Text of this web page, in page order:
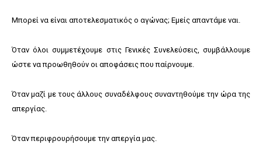
Μπορεί να είναι αποτελεσματικός ο αγώνας; Εμείς απαντάμε ναι.
Όταν όλοι συμμετέχουμε στις Γενικές Συνελεύσεις, συμβάλλουμε
ώστε να προωθηθούν οι αποφάσεις που παίρνουμε.
Όταν μαζί με τους άλλους συναδέλφους συναντηθούμε την ώρα της
απεργίας.
Όταν περιφρουρήσουμε την απεργία μας.